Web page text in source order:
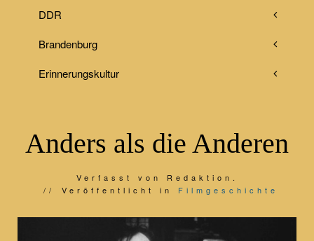
DDR
Brandenburg
Erinnerungskultur
Anders als die Anderen
Verfasst von Redaktion.
Veröffentlicht in Filmgeschichte